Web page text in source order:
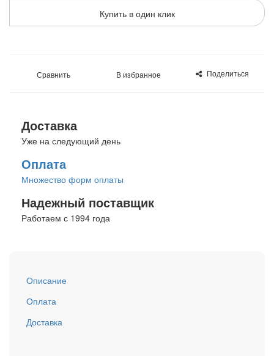
Купить в один клик
Сравнить В избранное Поделиться
Доставка
Уже на следующий день
Оплата
Множество форм оплаты
Надежный поставщик
Работаем с 1994 года
Описание
Оплата
Доставка